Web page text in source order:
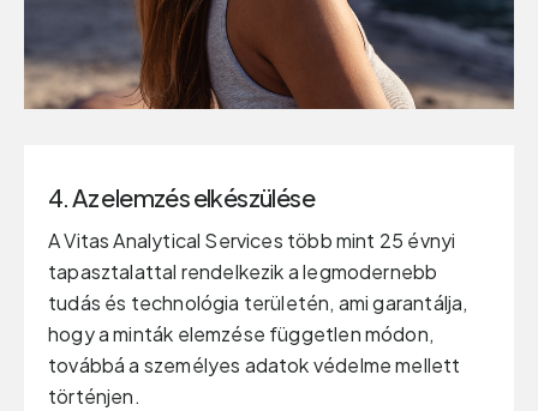
4. Az elemzés elkészülése
A Vitas Analytical Services több mint 25 évnyi
tapasztalattal rendelkezik a legmodernebb
tudás és technológia területén, ami garantálja,
hogy a minták elemzése független módon,
továbbá a személyes adatok védelme mellett
történjen.